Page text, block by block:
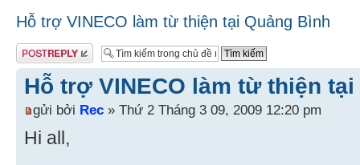
Hỗ trợ VINECO làm từ thiện tại Quảng Bình
Gửi bài trả lời
Hỗ trợ VINECO làm từ thiện
gửi bởi Rec » Thứ 2 Tháng 3 09, 2009 12:20 pm
Hi all,